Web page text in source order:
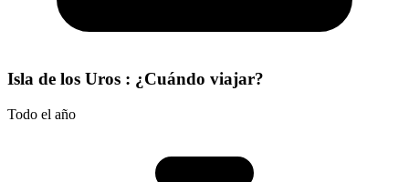
Isla de los Uros : ¿Cuándo viajar?
Todo el año